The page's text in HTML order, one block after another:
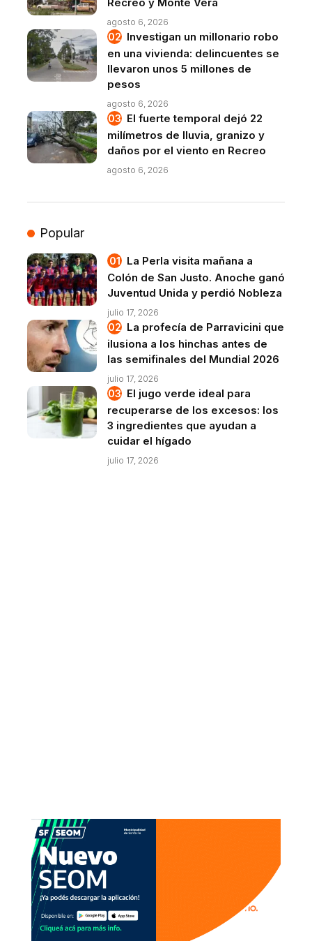
agosto 6, 2026
Investigan un millonario robo
en una vivienda: delincuentes se
llevaron unos 5 millones de
pesos
agosto 6, 2026
El fuerte temporal dejó 22
milímetros de lluvia, granizo y
daños por el viento en Recreo
agosto 6, 2026
Popular
La Perla visita mañana a
Colón de San Justo. Anoche ganó
Juventud Unida y perdió Nobleza
julio 17, 2026
La profecía de Parravicini que
ilusiona a los hinchas antes de
las semifinales del Mundial 2026
julio 17, 2026
El jugo verde ideal para
recuperarse de los excesos: los
3 ingredientes que ayudan a
cuidar el hígado
julio 17, 2026